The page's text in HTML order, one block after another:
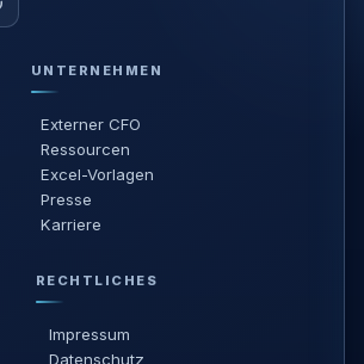
UNTERNEHMEN
Externer CFO
Ressourcen
Excel-Vorlagen
Presse
Karriere
RECHTLICHES
Impressum
Datenschutz